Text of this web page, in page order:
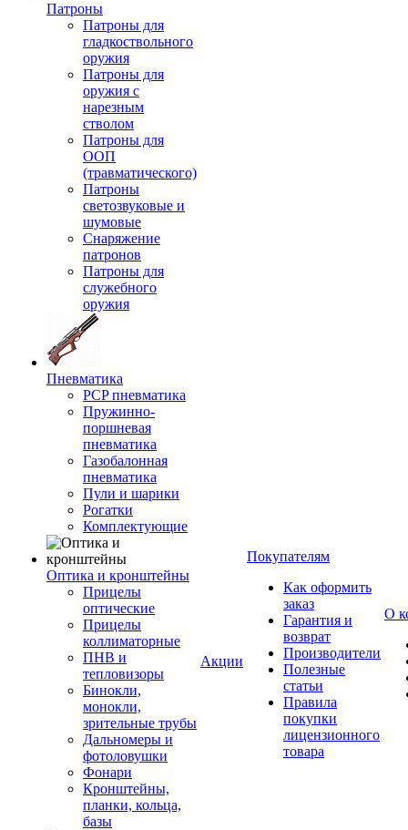
Патроны
Патроны для
гладкоствольного
оружия
Патроны для
оружия с
нарезным
стволом
Патроны для
ООП
(травматического)
Патроны
светозвуковые и
шумовые
Снаряжение
патронов
Патроны для
служебного
оружия
Пневматика
PCP пневматика
Пружинно-
поршневая
пневматика
Газобалонная
пневматика
Пули и шарики
Рогатки
Комплектующие
Оптика и кронштейны
Прицелы
оптические
Прицелы
коллиматорные
ПНВ и
тепловизоры
Бинокли,
монокли,
зрительные трубы
Дальномеры и
фотоловушки
Фонари
Кронштейны,
планки, кольца,
базы
Акции
Покупателям
Как оформить
заказ
Гарантия и
возврат
Производители
Полезные
статьи
Правила
покупки
лицензионного
товара
О